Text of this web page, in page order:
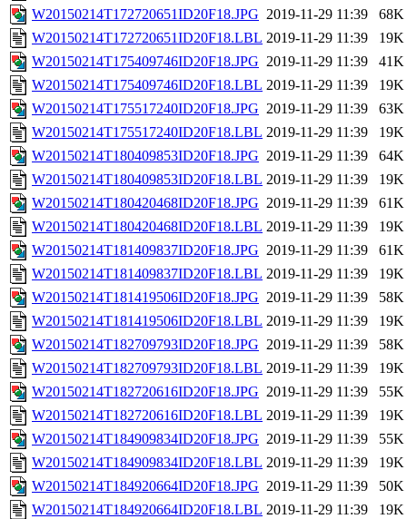
W20150214T172720651ID20F18.JPG 2019-11-29 11:39
68K
W20150214T172720651ID20F18.LBL 2019-11-29 11:39
19K
W20150214T175409746ID20F18.JPG 2019-11-29 11:39
41K
W20150214T175409746ID20F18.LBL 2019-11-29 11:39
19K
W20150214T175517240ID20F18.JPG 2019-11-29 11:39
63K
W20150214T175517240ID20F18.LBL 2019-11-29 11:39
19K
W20150214T180409853ID20F18.JPG 2019-11-29 11:39
64K
W20150214T180409853ID20F18.LBL 2019-11-29 11:39
19K
W20150214T180420468ID20F18.JPG 2019-11-29 11:39
61K
W20150214T180420468ID20F18.LBL 2019-11-29 11:39
19K
W20150214T181409837ID20F18.JPG 2019-11-29 11:39
61K
W20150214T181409837ID20F18.LBL 2019-11-29 11:39
19K
W20150214T181419506ID20F18.JPG 2019-11-29 11:39
58K
W20150214T181419506ID20F18.LBL 2019-11-29 11:39
19K
W20150214T182709793ID20F18.JPG 2019-11-29 11:39
58K
W20150214T182709793ID20F18.LBL 2019-11-29 11:39
19K
W20150214T182720616ID20F18.JPG 2019-11-29 11:39
55K
W20150214T182720616ID20F18.LBL 2019-11-29 11:39
19K
W20150214T184909834ID20F18.JPG 2019-11-29 11:39
55K
W20150214T184909834ID20F18.LBL 2019-11-29 11:39
19K
W20150214T184920664ID20F18.JPG 2019-11-29 11:39
50K
W20150214T184920664ID20F18.LBL 2019-11-29 11:39
19K